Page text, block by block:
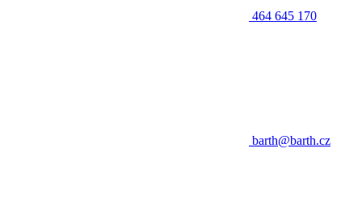
464 645 170
barth@barth.cz